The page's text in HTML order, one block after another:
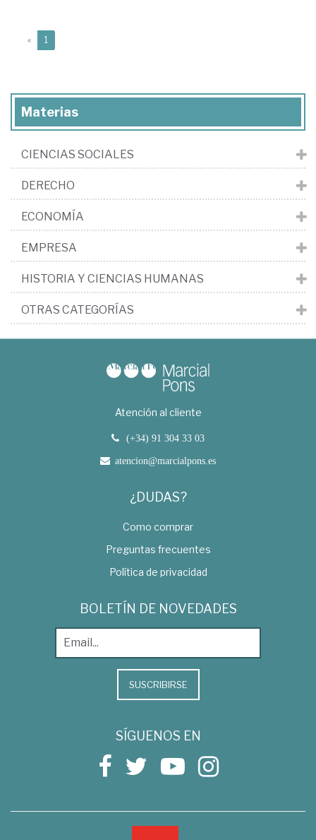
« 1
Materias
CIENCIAS SOCIALES
DERECHO
ECONOMÍA
EMPRESA
HISTORIA Y CIENCIAS HUMANAS
OTRAS CATEGORÍAS
Atención al cliente
(+34) 91 304 33 03
atencion@marcialpons.es
¿DUDAS?
Como comprar
Preguntas frecuentes
Política de privacidad
BOLETÍN DE NOVEDADES
SUSCRIBIRSE
SÍGUENOS EN